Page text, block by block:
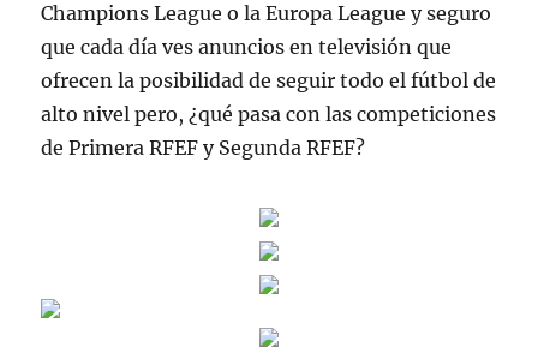
Champions League o la Europa League y seguro
que cada día ves anuncios en televisión que
ofrecen la posibilidad de seguir todo el fútbol de
alto nivel pero, ¿qué pasa con las competiciones
de Primera RFEF y Segunda RFEF?